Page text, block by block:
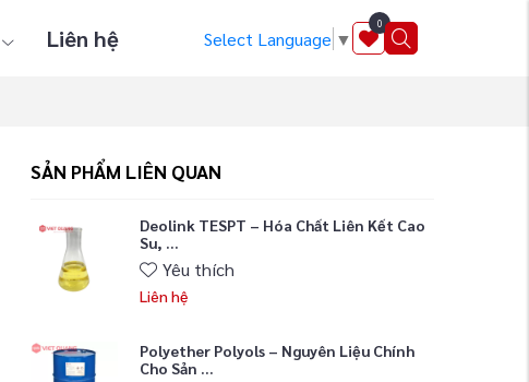
Liên hệ Select Language ▼
0
SẢN PHẨM LIÊN QUAN
Deolink TESPT – Hóa Chất Liên Kết Cao
Su, ...
Yêu thích
Liên hệ
Polyether Polyols – Nguyên Liệu Chính
Cho Sản ...